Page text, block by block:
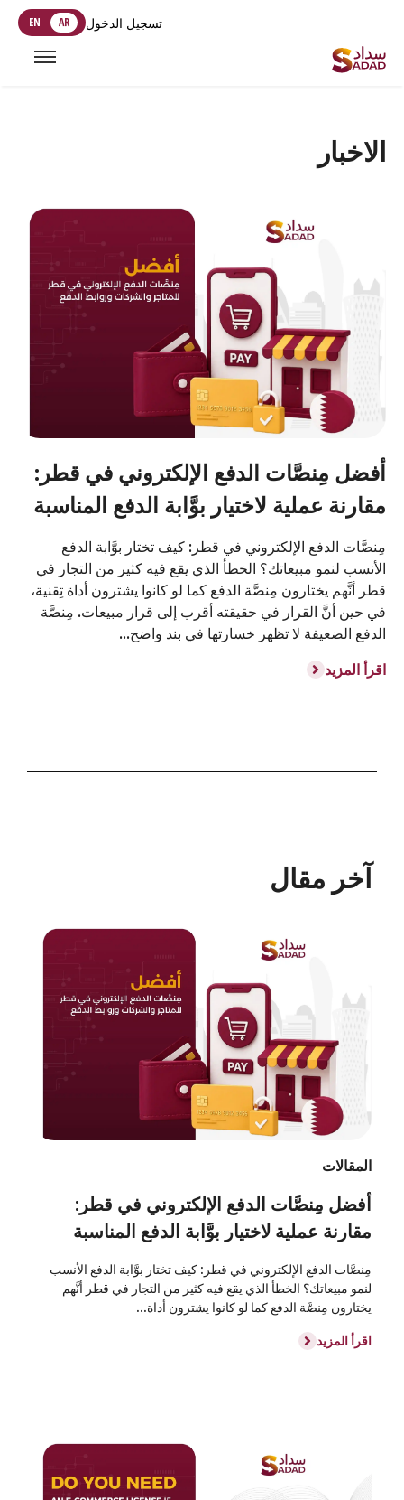
تسجيل الدخول EN AR
الاخبار
أفضل مِنصَّات الدفع الإلكتروني في قطر:
مقارنة عملية لاختيار بوَّابة الدفع المناسبة
مِنصَّات الدفع الإلكتروني في قطر: كيف تختار بوَّابة الدفع
الأنسب لنمو مبيعاتك؟ الخطأ الذي يقع فيه كثير من التجار في
قطر أنَّهم يختارون مِنصَّة الدفع كما لو كانوا يشترون أداة تِقنية،
في حين أنَّ القرار في حقيقته أقرب إلى قرار مبيعات. مِنصَّة
الدفع الضعيفة لا تظهر خسارتها في بند واضح...
اقرأ المزيد
آخر مقال
المقالات
أفضل مِنصَّات الدفع الإلكتروني في قطر:
مقارنة عملية لاختيار بوَّابة الدفع المناسبة
مِنصَّات الدفع الإلكتروني في قطر: كيف تختار بوَّابة الدفع الأنسب
لنمو مبيعاتك؟ الخطأ الذي يقع فيه كثير من التجار في قطر أنَّهم
يختارون مِنصَّة الدفع كما لو كانوا يشترون أداة...
اقرأ المزيد